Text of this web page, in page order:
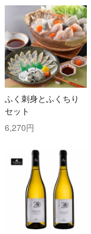
ふく刺身とふくちり
セット
6,270円